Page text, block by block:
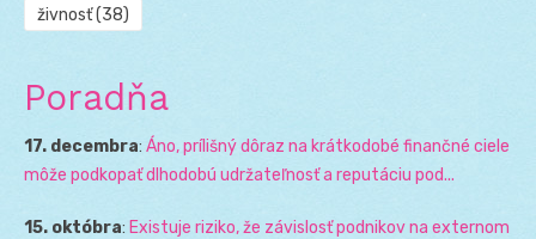
živnosť(38)
Poradňa
17. decembra: Áno, prílišný dôraz na krátkodobé finančné ciele
môže podkopať dlhodobú udržateľnosť a reputáciu pod...
15. októbra: Existuje riziko, že závislosť podnikov na externom